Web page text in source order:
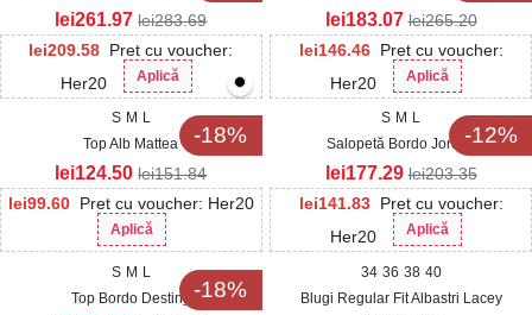
lei209.58 Pret cu voucher:
Her20
Aplică
lei261.97 lei283.69
lei146.46 Pret cu voucher:
Her20
Aplică
lei183.07 lei265.20
-18%
S M L
Top Alb Mattea
lei99.60 Pret cu voucher: Her20
Aplică
lei124.50 lei151.84
-12%
S M L
Salopetă Bordo Jordyn
lei141.83 Pret cu voucher:
Her20
Aplică
lei177.29 lei203.35
-18%
S M L
Top Bordo Destiny
34 36 38 40
Blugi Regular Fit Albastri Lacey